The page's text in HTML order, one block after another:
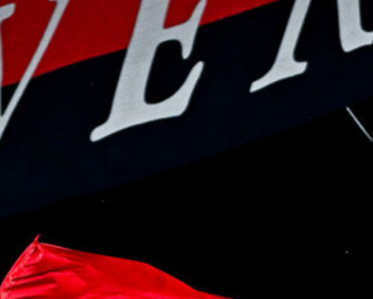
7 Agosto 2026
Scaglione lascia il Genoa, il Borussia
Dortmund continua a puntare sui
talenti italiani
centrocampista
7 Agosto 2026